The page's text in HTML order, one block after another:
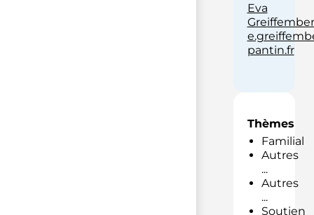
Eva
pantin.fr
Thèmes
Familial
Autres
...
Autres
...
Soutien